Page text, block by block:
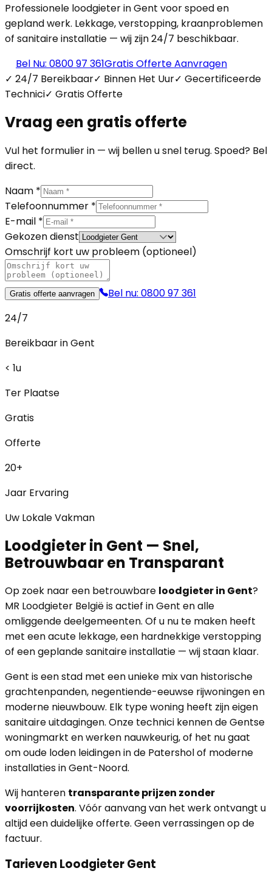
Professionele loodgieter in Gent voor spoed en
gepland werk. Lekkage, verstopping, kraanproblemen
of sanitaire installatie — wij zijn 24/7 beschikbaar.
Bel Nu: 0800 97 361Gratis Offerte Aanvragen
✓ 24/7 Bereikbaar✓ Binnen Het Uur✓ Gecertificeerde
Technici✓ Gratis Offerte
Vraag een gratis offerte
Vul het formulier in — wij bellen u snel terug. Spoed? Bel
direct.
Naam *
Telefoonnummer *
E-mail *
Gekozen dienst
Omschrijf kort uw probleem (optioneel)
Gratis offerte aanvragen
Bel nu: 0800 97 361
24/7
Bereikbaar in Gent
< 1u
Ter Plaatse
Gratis
Offerte
20+
Jaar Ervaring
Uw Lokale Vakman
Loodgieter in Gent — Snel,
Betrouwbaar en Transparant
Op zoek naar een betrouwbare loodgieter in Gent?
MR Loodgieter België is actief in Gent en alle
omliggende deelgemeenten. Of u nu te maken heeft
met een acute lekkage, een hardnekkige verstopping
of een geplande sanitaire installatie — wij staan klaar.
Gent is een stad met een unieke mix van historische
grachtenpanden, negentiende-eeuwse rijwoningen en
moderne nieuwbouw. Elk type woning heeft zijn eigen
sanitaire uitdagingen. Onze technici kennen de Gentse
woningmarkt en werken nauwkeurig, of het nu gaat
om oude loden leidingen in de Patershol of moderne
installaties in Gent-Noord.
Wij hanteren transparante prijzen zonder
voorrijkosten. Vóór aanvang van het werk ontvangt u
altijd een duidelijke offerte. Geen verrassingen op de
factuur.
Tarieven Loodgieter Gent